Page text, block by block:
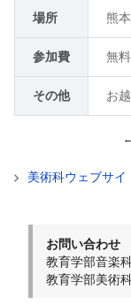
場所 熊
参加費 無料
その他 お
美術科ウェブサイ
お問い合わせ
教育学部音楽
教育学部美術